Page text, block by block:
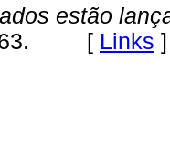
estão
[ Links ]